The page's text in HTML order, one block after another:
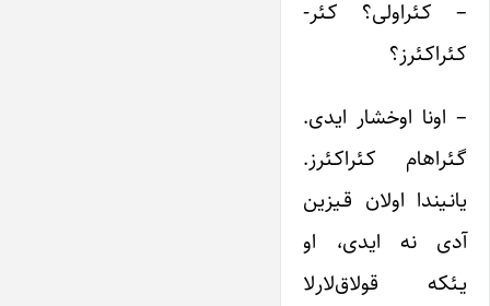
– کـئراولی؟ کـئر-
کـئراکـئرز؟
– اونا اوخشار ایدی.
گـئراهام کـئراکـئرز.
یانـیندا اولان قـیزین
آدی نه ایدی، او
یـئکه قولاق‌لارلا